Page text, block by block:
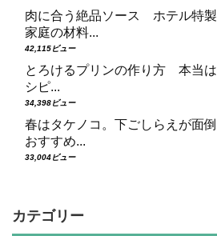
肉に合う絶品ソース ホテル特
家庭の材料...
42,115ビュー
とろけるプリンの作り方 本当
シピ...
34,398ビュー
春はタケノコ。下ごしらえが面
おすすめ...
33,004ビュー
カテゴリー